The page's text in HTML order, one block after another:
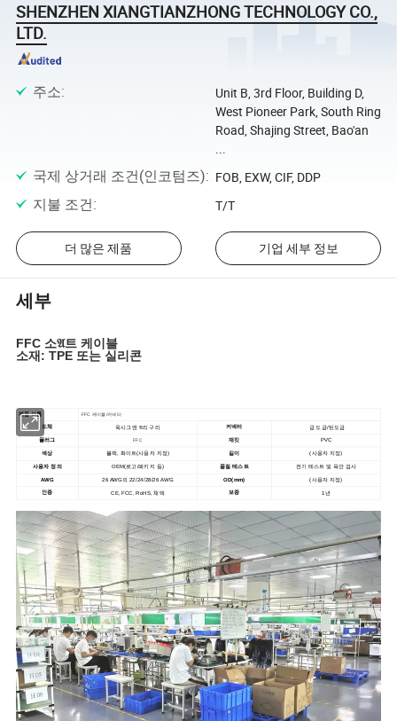
SHENZHEN XIANGTIANZHONG TECHNOLOGY CO.,
LTD.
주소:
Unit B, 3rd Floor, Building D,
West Pioneer Park, South Ring
Road, Shajing Street, Bao'an
...
국제 상거래 조건(인코텀즈): FOB, EXW, CIF, DDP
지불 조건: T/T
더 많은 제품 기업 세부 정보
세부
FFC 소𝔄트 케이블
소재: TPE 또는 실리콘
제품 이름 FFC 케이블/커넥터
도체 옥시그앤 𝔄리 구리 커넥터 금 도금/틴도금
플러그 FFC 재킷 PVC
색상 블랙, 화이트(사용자 지정) 길이 (사용자 지정)
사용자 정의 OEM(로고/패키지 등) 품질 테스트 전기 테스트 및 육안 검사
AWG 26 AWG의 22/24/28/26 AWG OD(mm)
(사용자 지정)
인증
CE, FCC, RoHS, 채택 보증 1년